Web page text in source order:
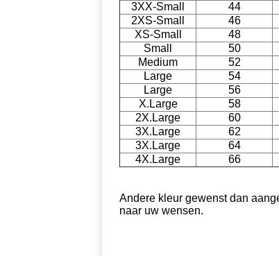
3XX-Small
44
2XS-Small
46
XS-Small
48
Small
50
Medium
52
Large
54
Large
56
X.Large
58
2X.Large
60
3X.Large
62
3X.Large
64
4X.Large
66
Andere kleur gewenst dan
naar uw wensen.